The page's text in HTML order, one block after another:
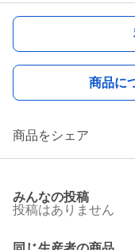
商品に
商品をシェア
みんなの投稿
投稿はありません